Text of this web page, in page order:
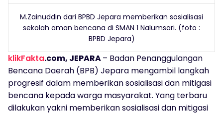
M.Zainuddin dari BPBD Jepara memberikan sosialisasi
sekolah aman bencana di SMAN 1 Nalumsari. (foto :
BPBD Jepara)
klikFakta.com, JEPARA– Badan Penanggulangan
Bencana Daerah (BPB) Jepara mengambil langkah
progresif dalam memberikan sosialisasi dan mitigasi
bencana kepada warga masyarakat. Yang terbaru
dilakukan yakni memberikan sosialisasi dan mitigasi